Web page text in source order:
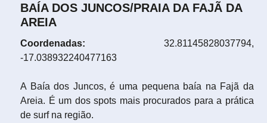
BAÍA DOS JUNCOS/PRAIA DA FAJÃ DA
AREIA
Coordenadas: 32.81145828037794,
-17.038932240477163
A Baía dos Juncos, é uma pequena baía na Fajã da
Areia. É um dos spots mais procurados para a prática
de surf na região.